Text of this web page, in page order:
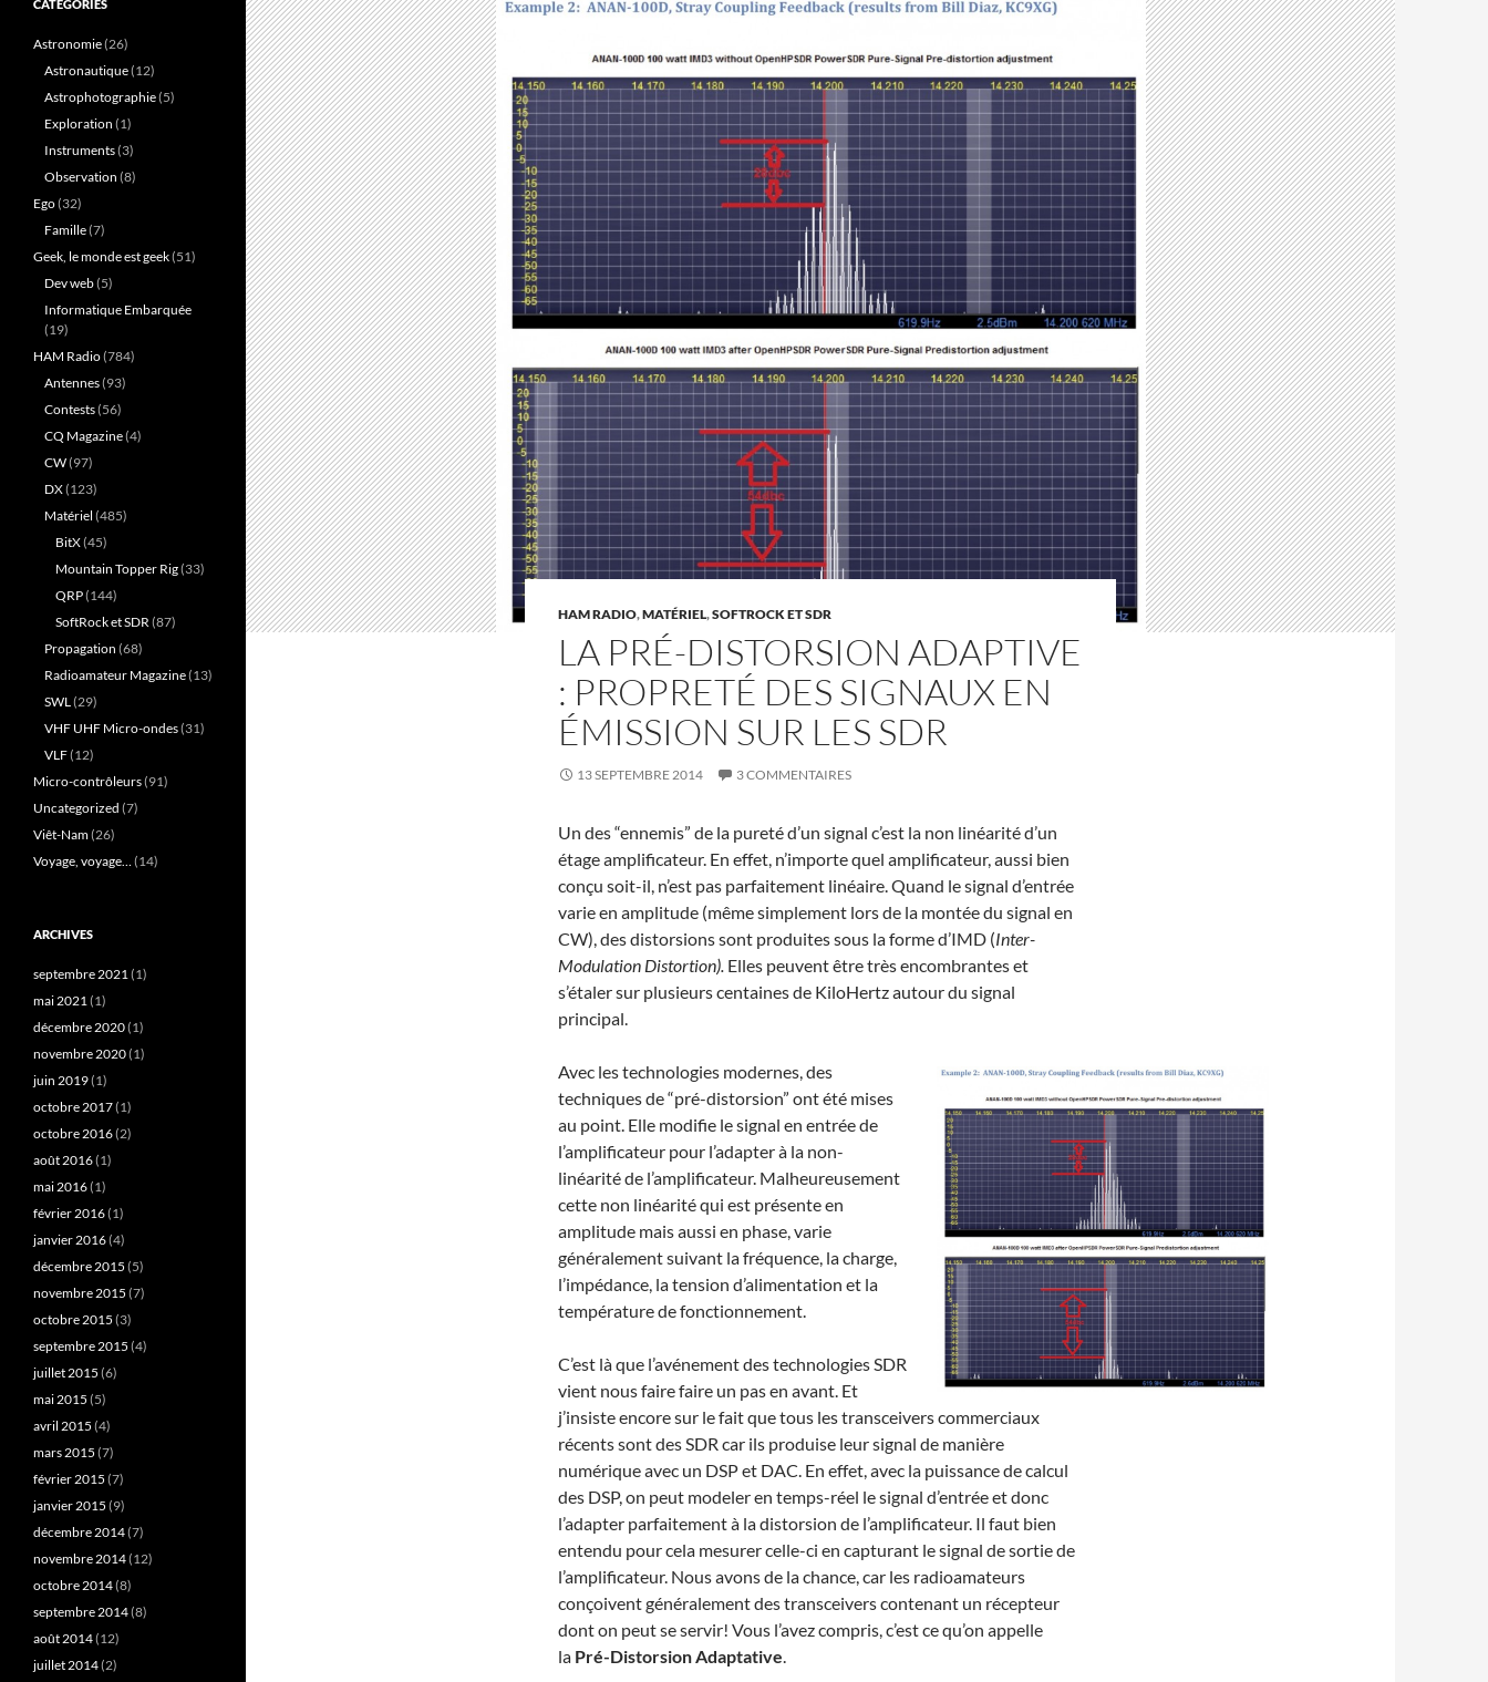
HAM RADIO,MATÉRIEL,SOFTROCK ET SDR
LA PRÉ-DISTORSION ADAPTIVE
: PROPRETÉ DES SIGNAUX EN
ÉMISSION SUR LES SDR
13 SEPTEMBRE 2014 3 COMMENTAIRES
Un des “ennemis” de la pureté d’un signal c’est la non linéarité d’un
étage amplificateur. En effet, n’importe quel amplificateur, aussi bien
conçu soit-il, n’est pas parfaitement linéaire. Quand le signal d’entrée
varie en amplitude (même simplement lors de la montée du signal en
CW), des distorsions sont produites sous la forme d’IMD (Inter-
Modulation Distortion). Elles peuvent être très encombrantes et
s’étaler sur plusieurs centaines de KiloHertz autour du signal
principal.
Avec les technologies modernes, des
techniques de “pré-distorsion” ont été mises
au point. Elle modifie le signal en entrée de
l’amplificateur pour l’adapter à la non-
linéarité de l’amplificateur. Malheureusement
cette non linéarité qui est présente en
amplitude mais aussi en phase, varie
généralement suivant la fréquence, la charge,
l’impédance, la tension d’alimentation et la
température de fonctionnement.
C’est là que l’avénement des technologies SDR
vient nous faire faire un pas en avant. Et
j’insiste encore sur le fait que tous les transceivers commerciaux
récents sont des SDR car ils produise leur signal de manière
numérique avec un DSP et DAC. En effet, avec la puissance de calcul
des DSP, on peut modeler en temps-réel le signal d’entrée et donc
l’adapter parfaitement à la distorsion de l’amplificateur. Il faut bien
entendu pour cela mesurer celle-ci en capturant le signal de sortie de
l’amplificateur. Nous avons de la chance, car les radioamateurs
conçoivent généralement des transceivers contenant un récepteur
dont on peut se servir! Vous l’avez compris, c’est ce qu’on appelle
la Pré-Distorsion Adaptative.
CATÉGORIES
Astronomie(26)
Astronautique(12)
Astrophotographie(5)
Exploration (1)
Instruments(3)
Observation (8)
Ego(32)
Famille(7)
Geek, le monde est geek(51)
Dev web(5)
Informatique Embarquée
(19)
HAM Radio(784)
Antennes(93)
Contests(56)
CQ Magazine(4)
CW(97)
DX(123)
Matériel (485)
BitX(45)
Mountain Topper Rig(33)
QRP(144)
SoftRock et SDR(87)
Propagation (68)
Radioamateur Magazine(13)
SWL(29)
VHF UHF Micro-ondes(31)
VLF(12)
Micro-contrôleurs(91)
Uncategorized (7)
Viêt-Nam(26)
Voyage, voyage…(14)
ARCHIVES
septembre 2021(1)
mai 2021(1)
décembre 2020(1)
novembre 2020(1)
juin 2019(1)
octobre 2017(1)
octobre 2016(2)
août 2016(1)
mai 2016(1)
février 2016(1)
janvier 2016(4)
décembre 2015 (5)
novembre 2015 (7)
octobre 2015 (3)
septembre 2015 (4)
juillet 2015 (6)
mai 2015 (5)
avril 2015 (4)
mars 2015 (7)
février 2015 (7)
janvier 2015 (9)
décembre 2014(7)
novembre 2014(12)
octobre 2014(8)
septembre 2014(8)
août 2014(12)
juillet 2014(2)